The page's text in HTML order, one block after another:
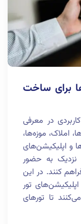
برای ساخت
در معرفی
املاک، موزه‌ها،
و اپلیکیشن‌های
نزدیک به حضور
کنند. در این
تور
تا تورهای